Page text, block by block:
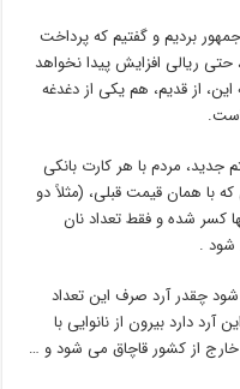
بردیم و گفتیم که پرداخت
ریالی افزایش پیدا نخواهد
از قدیم، هم یکی از دغدغه
مردم با هر کارت بانکی
که با همان قیمت قبلی، (مثلاً دو
کسر شده و فقط تعداد نان
شود .
چقدر آرد صرف این تعداد
دارد بیرون از نانوایی با
خارج از کشور قاچاق می شود و …